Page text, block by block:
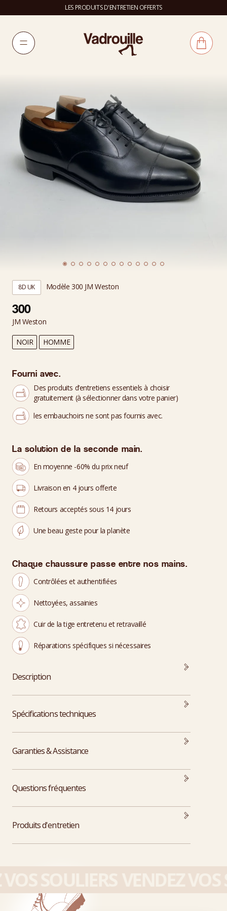
LES PRODUITS D'ENTRETIEN OFFERTS
8D UK Modèle 300 JM Weston
300
JM Weston
NOIR HOMME
Fourni avec.
Des produits d’entretiens essentiels à choisir
gratuitement (à sélectionner dans votre panier)
les embauchoirs ne sont pas fournis avec.
La solution de la seconde main.
En moyenne -60% du prix neuf
Livraison en 4 jours offerte
Retours acceptés sous 14 jours
Une beau geste pour la planète
Chaque chaussure passe entre nos mains.
Contrôlées et authentifiées
Nettoyées, assainies
Cuir de la tige entretenu et retravaillé
Réparations spécifiques si nécessaires
Description
Spécifications techniques
Garanties & Assistance
Questions fréquentes
Produits d'entretien